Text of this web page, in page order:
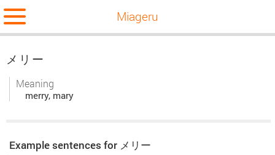
Miageru
メリー
Meaning
merry, mary
Example sentences for メリー